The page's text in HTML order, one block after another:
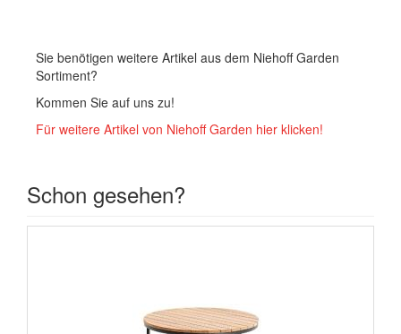
Sie benötigen weitere Artikel aus dem Niehoff Garden
Sortiment?
Kommen Sie auf uns zu!
Für weitere Artikel von Niehoff Garden hier klicken!
Schon gesehen?